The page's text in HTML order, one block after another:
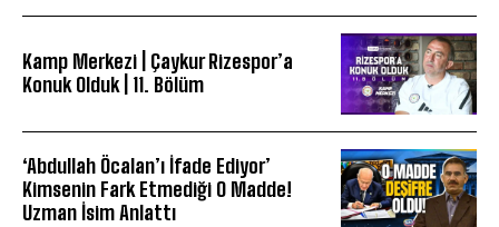
Kamp Merkezi | Çaykur Rizespor’a
Konuk Olduk | 11. Bölüm
‘Abdullah Öcalan’ı İfade Ediyor’
Kimsenin Fark Etmediği O Madde!
Uzman İsim Anlattı